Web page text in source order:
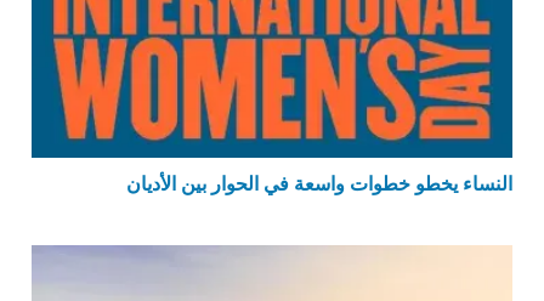
النساء يخطو خطوات واسعة في الحوار بين الأديان